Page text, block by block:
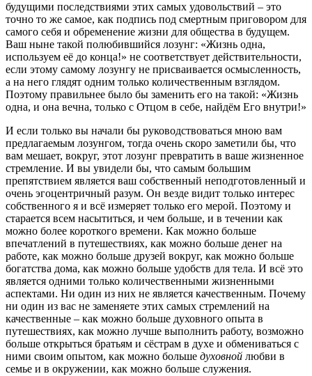
будущими последствиями этих самых удовольствий – это
точно то же самое, как подпись под смертным приговором для
самого себя и обременение жизни для общества в будущем.
Ваш ныне такой полюбившийся лозунг: «Жизнь одна,
используем её до конца!» не соответствует действительности,
если этому самому лозунгу не присваивается осмысленность,
а на него глядят одним только количественным взглядом.
Поэтому правильнее было бы заменить его на такой: «Жизнь
одна, и она вечна, только с Отцом в себе, найдём Его внутри!»
И если только вы начали бы руководствоваться мною вам
предлагаемым лозунгом, тогда очень скоро заметили бы, что
вам мешает, вокруг, этот лозунг превратить в ваше жизненное
стремление. И вы увидели бы, что самым большим
препятствием является ваш собственный неподготовленный и
очень эгоцентричный разум. Он везде видит только интерес
собственного я и всё измеряет только его мерой. Поэтому и
старается всем насытиться, и чем больше, и в течении как
можно более короткого времени. Как можно больше
впечатлений в путешествиях, как можно больше денег на
работе, как можно больше друзей вокруг, как можно больше
богатства дома, как можно больше удобств для тела. И всё это
является одними только количественными жизненными
аспектами. Ни один из них не является качественным. Почему
ни один из вас не заменяете этих самых стремлений на
качественные – как можно больше духовного опыта в
путешествиях, как можно лучше выполнить работу, возможно
больше открыться братьям и сёстрам в духе и обмениваться с
ними своим опытом, как можно больше духовной любви в
семье и в окружении, как можно больше служения.